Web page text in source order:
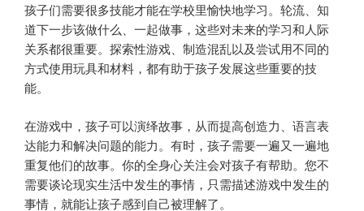
孩子们需要很多技能才能在学校里愉快地学习。轮流、知
道下一步该做什么、一起做事，这些对未来的学习和人际
关系都很重要。探索性游戏、制造混乱以及尝试用不同的
方式使用玩具和材料，都有助于孩子发展这些重要的技
能。
在游戏中，孩子可以演绎故事，从而提高创造力、语言表
达能力和解决问题的能力。有时，孩子需要一遍又一遍地
重复他们的故事。你的全身心关注会对孩子有帮助。您不
需要谈论现实生活中发生的事情，只需描述游戏中发生的
事情，就能让孩子感到自己被理解了。